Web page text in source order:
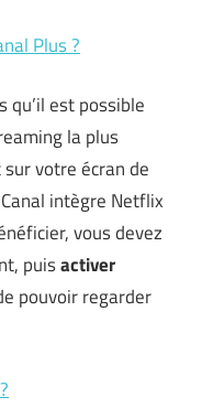
Plus ?
qu’il est possible
la plus
votre écran de
intègre Netflix
vous devez
puisactiver
pouvoir regarder